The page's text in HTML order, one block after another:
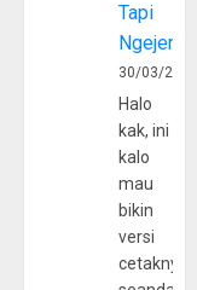
Tapi
30/03/
Halo
kak, ini
kalo
mau
bikin
versi
cetaknya